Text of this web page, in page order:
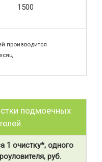
1500
производится
подмоечных
1 очистку*, одного
руб.